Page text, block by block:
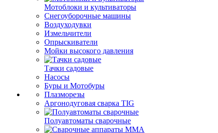
Мотоблоки и культиваторы
Снегоуборочные машины
Воздуходувки
Измельчители
Опрыскиватели
Мойки высокого давления
Тачки садовые
Насосы
Буры и Мотобуры
Плазморезы
Аргонодуговая сварка TIG
Полуавтоматы сварочные